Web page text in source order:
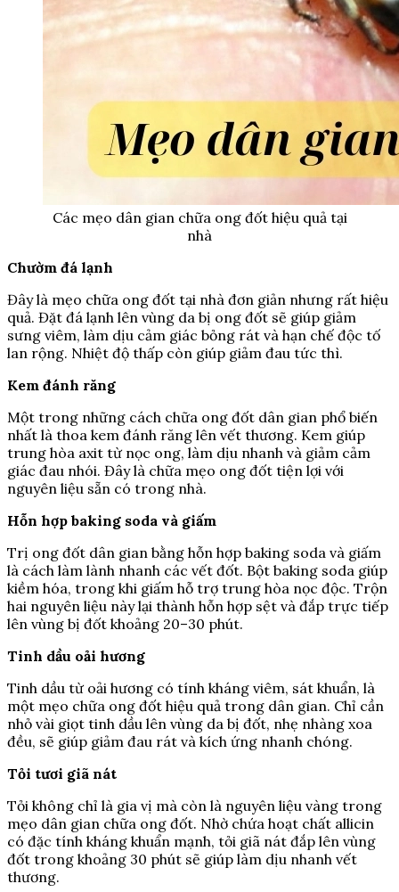
Các mẹo dân gian chữa ong đốt hiệu quả tại
nhà
Chườm đá lạnh
Đây là mẹo chữa ong đốt tại nhà đơn giản nhưng rất hiệu
quả. Đặt đá lạnh lên vùng da bị ong đốt sẽ giúp giảm
sưng viêm, làm dịu cảm giác bỏng rát và hạn chế độc tố
lan rộng. Nhiệt độ thấp còn giúp giảm đau tức thì.
Kem đánh răng
Một trong những cách chữa ong đốt dân gian phổ biến
nhất là thoa kem đánh răng lên vết thương. Kem giúp
trung hòa axit từ nọc ong, làm dịu nhanh và giảm cảm
giác đau nhói. Đây là chữa mẹo ong đốt tiện lợi với
nguyên liệu sẵn có trong nhà.
Hỗn hợp baking soda và giấm
Trị ong đốt dân gian bằng hỗn hợp baking soda và giấm
là cách làm lành nhanh các vết đốt. Bột baking soda giúp
kiềm hóa, trong khi giấm hỗ trợ trung hòa nọc độc. Trộn
hai nguyên liệu này lại thành hỗn hợp sệt và đắp trực tiếp
lên vùng bị đốt khoảng 20–30 phút.
Tinh dầu oải hương
Tinh dầu từ oải hương có tính kháng viêm, sát khuẩn, là
một mẹo chữa ong đốt hiệu quả trong dân gian. Chỉ cần
nhỏ vài giọt tinh dầu lên vùng da bị đốt, nhẹ nhàng xoa
đều, sẽ giúp giảm đau rát và kích ứng nhanh chóng.
Tỏi tươi giã nát
Tỏi không chỉ là gia vị mà còn là nguyên liệu vàng trong
mẹo dân gian chữa ong đốt. Nhờ chứa hoạt chất allicin
có đặc tính kháng khuẩn mạnh, tỏi giã nát đắp lên vùng
đốt trong khoảng 30 phút sẽ giúp làm dịu nhanh vết
thương.